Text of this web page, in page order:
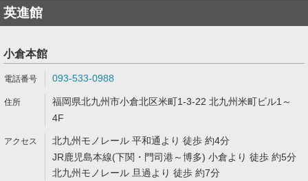
英進館
小倉本館
093-533-0988
福岡県北九州市小倉北区米町1-3-22 北九州米町ビル1～
4F
北九州モノレール 平和通より 徒歩 約4分
JR鹿児島本線(下関・門司港～博多) 小倉より 徒歩 約5分
北九州モノレール 旦過より 徒歩 約7分